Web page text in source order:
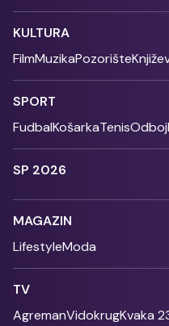
KULTURA
FilmMuzikaPozorište
SPORT
FudbalKošarkaTenis
SP 2026
MAGAZIN
LifestyleModa
TV
AgremanVidokrugKvaka